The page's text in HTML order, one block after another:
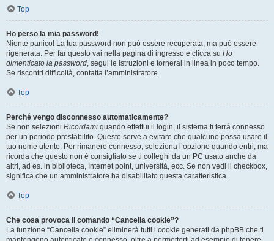
Top
Ho perso la mia password!
Niente panico! La tua password non può essere recuperata, ma può essere
rigenerata. Per far questo vai nella pagina di ingresso e clicca su Ho
dimenticato la password, segui le istruzioni e tornerai in linea in poco tempo.
Se riscontri difficoltà, contatta l’amministratore.
Top
Perché vengo disconnesso automaticamente?
Se non selezioni Ricordami quando effettui il login, il sistema ti terrà connesso
per un periodo prestabilito. Questo serve a evitare che qualcuno possa usare il
tuo nome utente. Per rimanere connesso, seleziona l’opzione quando entri, ma
ricorda che questo non è consigliato se ti colleghi da un PC usato anche da
altri, ad es. in biblioteca, Internet point, università, ecc. Se non vedi il checkbox,
significa che un amministratore ha disabilitato questa caratteristica.
Top
Che cosa provoca il comando “Cancella cookie”?
La funzione “Cancella cookie” eliminerà tutti i cookie generati da phpBB che ti